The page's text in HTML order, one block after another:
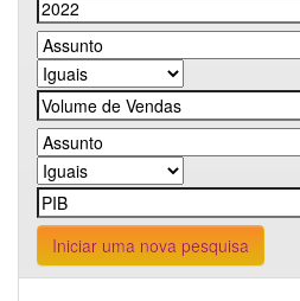
Iniciar uma nova pesquisa